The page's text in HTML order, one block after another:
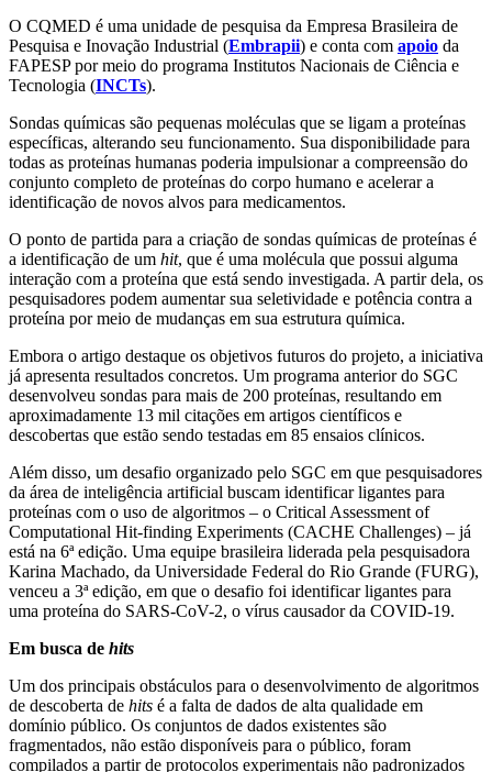
O CQMED é uma unidade de pesquisa da Empresa Brasileira de
Pesquisa e Inovação Industrial (Embrapii) e conta com apoio da
FAPESP por meio do programa Institutos Nacionais de Ciência e
Tecnologia (INCTs).
Sondas químicas são pequenas moléculas que se ligam a proteínas
específicas, alterando seu funcionamento. Sua disponibilidade para
todas as proteínas humanas poderia impulsionar a compreensão do
conjunto completo de proteínas do corpo humano e acelerar a
identificação de novos alvos para medicamentos.
O ponto de partida para a criação de sondas químicas de proteínas é
a identificação de um hit, que é uma molécula que possui alguma
interação com a proteína que está sendo investigada. A partir dela, os
pesquisadores podem aumentar sua seletividade e potência contra a
proteína por meio de mudanças em sua estrutura química.
Embora o artigo destaque os objetivos futuros do projeto, a iniciativa
já apresenta resultados concretos. Um programa anterior do SGC
desenvolveu sondas para mais de 200 proteínas, resultando em
aproximadamente 13 mil citações em artigos científicos e
descobertas que estão sendo testadas em 85 ensaios clínicos.
Além disso, um desafio organizado pelo SGC em que pesquisadores
da área de inteligência artificial buscam identificar ligantes para
proteínas com o uso de algoritmos – o Critical Assessment of
Computational Hit-finding Experiments (CACHE Challenges) – já
está na 6ª edição. Uma equipe brasileira liderada pela pesquisadora
Karina Machado, da Universidade Federal do Rio Grande (FURG),
venceu a 3ª edição, em que o desafio foi identificar ligantes para
uma proteína do SARS-CoV-2, o vírus causador da COVID-19.
Em busca de hits
Um dos principais obstáculos para o desenvolvimento de algoritmos
de descoberta de hits é a falta de dados de alta qualidade em
domínio público. Os conjuntos de dados existentes são
fragmentados, não estão disponíveis para o público, foram
compilados a partir de protocolos experimentais não padronizados